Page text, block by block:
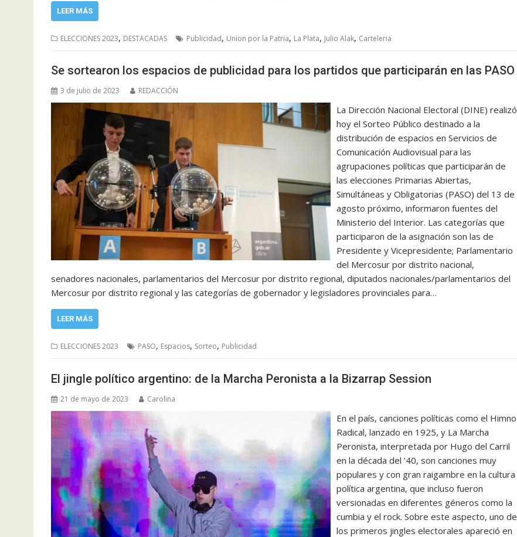
LEER MÁS
ELECCIONES 2023, DESTACADAS Publicidad, Union por la Patria, La Plata, Julio Alak, Carteleria
Se sortearon los espacios de publicidad para los partidos que participarán en las PASO
3 de julio de 2023 REDACCIÓN
La Dirección Nacional Electoral (DINE) realizó
hoy el Sorteo Público destinado a la
distribución de espacios en Servicios de
Comunicación Audiovisual para las
agrupaciones políticas que participarán de
las elecciones Primarias Abiertas,
Simultáneas y Obligatorias (PASO) del 13 de
agosto próximo, informaron fuentes del
Ministerio del Interior. Las categorías que
participaron de la asignación son las de
Presidente y Vicepresidente; Parlamentario
del Mercosur por distrito nacional,
senadores nacionales, parlamentarios del Mercosur por distrito regional, diputados nacionales/parlamentarios del
Mercosur por distrito regional y las categorías de gobernador y legisladores provinciales para…
LEER MÁS
ELECCIONES 2023 PASO, Espacios, Sorteo, Publicidad
El jingle político argentino: de la Marcha Peronista a la Bizarrap Session
21 de mayo de 2023 Carolina
En el país, canciones políticas como el Himno
Radical, lanzado en 1925, y La Marcha
Peronista, interpretada por Hugo del Carril
en la década del ’40, son canciones muy
populares y con gran raigambre en la cultura
política argentina, que incluso fueron
versionadas en diferentes géneros como la
cumbia y el rock. Sobre este aspecto, uno de
los primeros jingles electorales apareció en